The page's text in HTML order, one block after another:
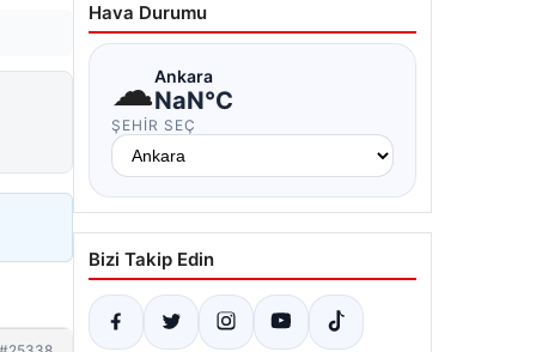
Hava Durumu
☁Ankara
NaN°C
ŞEHIR SEÇ
Bizi Takip Edin